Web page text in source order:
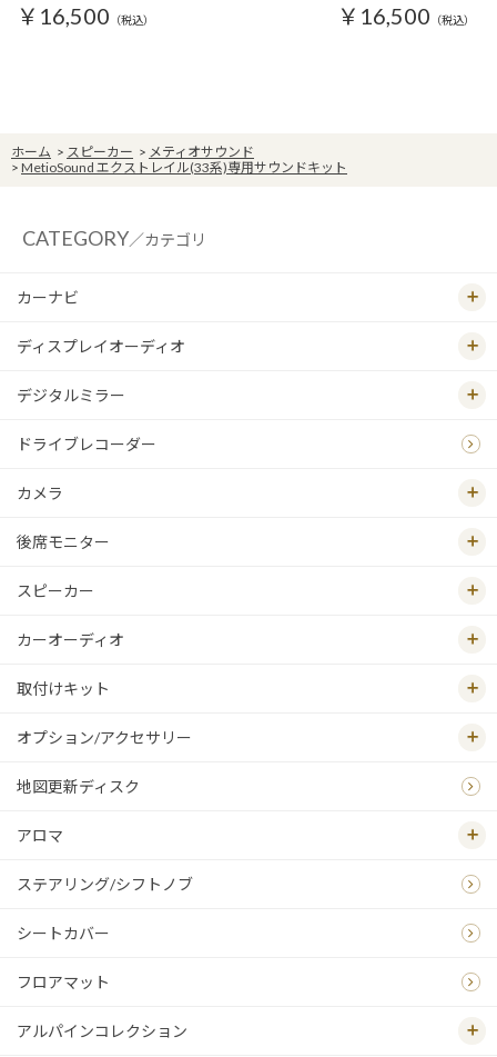
￥16,500 （税込） ￥16,500 （税込）
ホーム > スピーカー > メティオサウンド
> MetioSound エクストレイル(33系)専用サウンドキット
CATEGORY／カテゴリ
カーナビ
ディスプレイオーディオ
デジタルミラー
ドライブレコーダー
カメラ
後席モニター
スピーカー
カーオーディオ
取付けキット
オプション/アクセサリー
地図更新ディスク
アロマ
ステアリング/シフトノブ
シートカバー
フロアマット
アルパインコレクション